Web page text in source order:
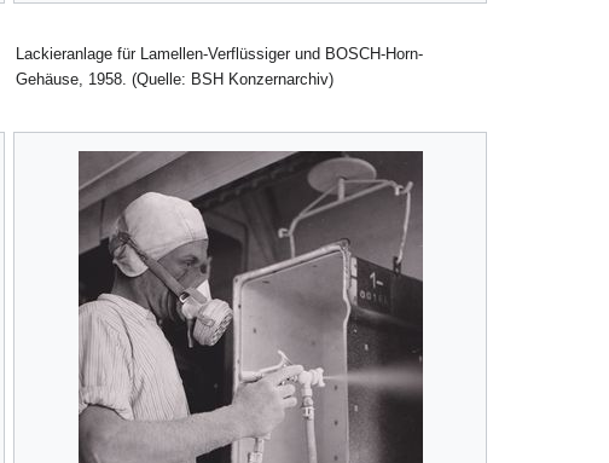
Lackieranlage für Lamellen-Verflüssiger und BOSCH-Horn-
Gehäuse, 1958. (Quelle: BSH Konzernarchiv)